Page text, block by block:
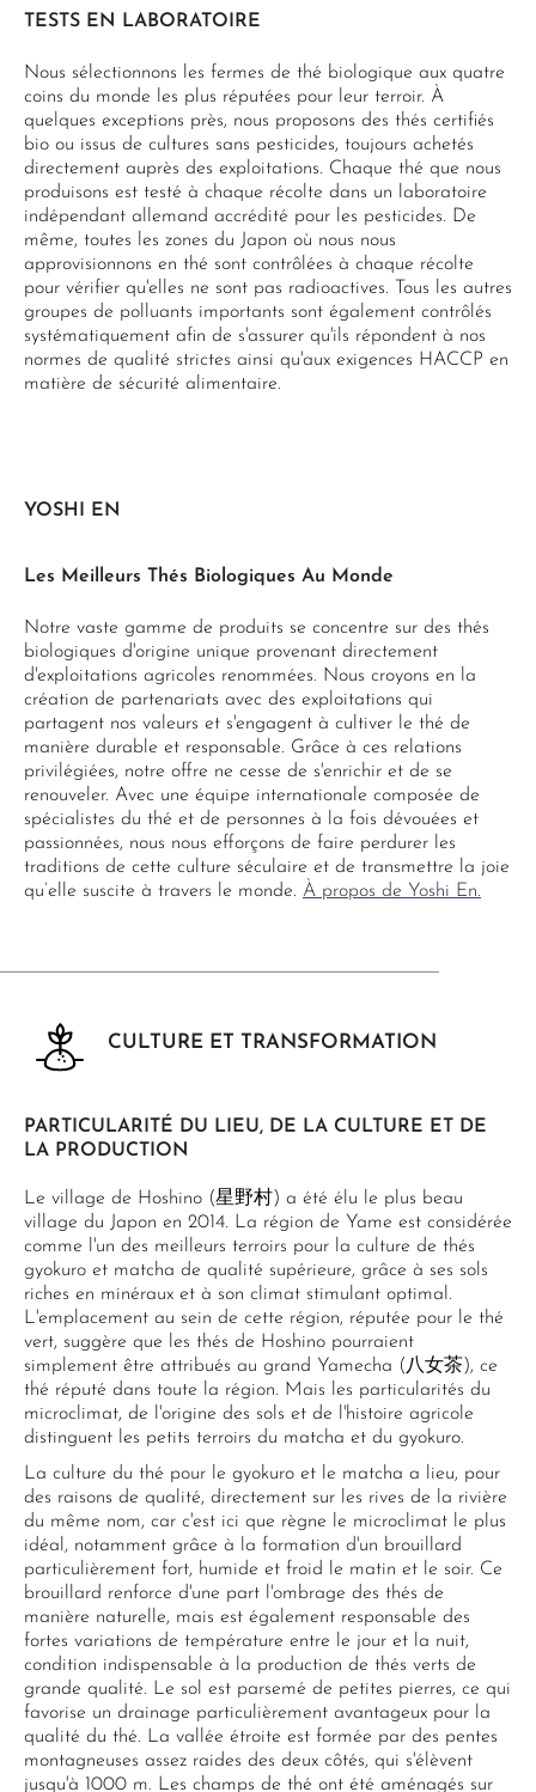
TESTS EN LABORATOIRE
Nous sélectionnons les fermes de thé biologique aux quatre
coins du monde les plus réputées pour leur terroir. À
quelques exceptions près, nous proposons des thés certifiés
bio ou issus de cultures sans pesticides, toujours achetés
directement auprès des exploitations. Chaque thé que nous
produisons est testé à chaque récolte dans un laboratoire
indépendant allemand accrédité pour les pesticides. De
même, toutes les zones du Japon où nous nous
approvisionnons en thé sont contrôlées à chaque récolte
pour vérifier qu'elles ne sont pas radioactives. Tous les autres
groupes de polluants importants sont également contrôlés
systématiquement afin de s'assurer qu'ils répondent à nos
normes de qualité strictes ainsi qu'aux exigences HACCP en
matière de sécurité alimentaire.
YOSHI EN
Les Meilleurs Thés Biologiques Au Monde
Notre vaste gamme de produits se concentre sur des thés
biologiques d'origine unique provenant directement
d'exploitations agricoles renommées. Nous croyons en la
création de partenariats avec des exploitations qui
partagent nos valeurs et s'engagent à cultiver le thé de
manière durable et responsable. Grâce à ces relations
privilégiées, notre offre ne cesse de s'enrichir et de se
renouveler. Avec une équipe internationale composée de
spécialistes du thé et de personnes à la fois dévouées et
passionnées, nous nous efforçons de faire perdurer les
traditions de cette culture séculaire et de transmettre la joie
qu’elle suscite à travers le monde. À propos de Yoshi En.
CULTURE ET TRANSFORMATION
PARTICULARITÉ DU LIEU, DE LA CULTURE ET DE
LA PRODUCTION
Le village de Hoshino (星野村) a été élu le plus beau
village du Japon en 2014. La région de Yame est considérée
comme l'un des meilleurs terroirs pour la culture de thés
gyokuro et matcha de qualité supérieure, grâce à ses sols
riches en minéraux et à son climat stimulant optimal.
L'emplacement au sein de cette région, réputée pour le thé
vert, suggère que les thés de Hoshino pourraient
simplement être attribués au grand Yamecha (八女茶), ce
thé réputé dans toute la région. Mais les particularités du
microclimat, de l'origine des sols et de l'histoire agricole
distinguent les petits terroirs du matcha et du gyokuro.
La culture du thé pour le gyokuro et le matcha a lieu, pour
des raisons de qualité, directement sur les rives de la rivière
du même nom, car c'est ici que règne le microclimat le plus
idéal, notamment grâce à la formation d'un brouillard
particulièrement fort, humide et froid le matin et le soir. Ce
brouillard renforce d'une part l'ombrage des thés de
manière naturelle, mais est également responsable des
fortes variations de température entre le jour et la nuit,
condition indispensable à la production de thés verts de
grande qualité. Le sol est parsemé de petites pierres, ce qui
favorise un drainage particulièrement avantageux pour la
qualité du thé. La vallée étroite est formée par des pentes
montagneuses assez raides des deux côtés, qui s'élèvent
jusqu'à 1000 m. Les champs de thé ont été aménagés sur